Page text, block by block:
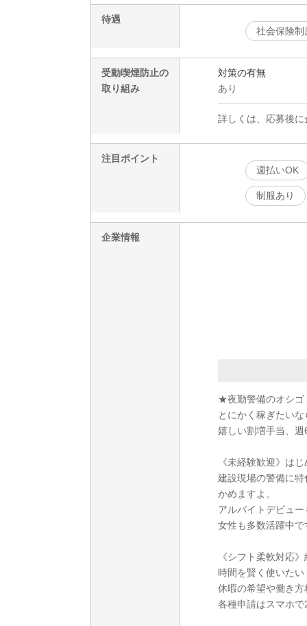
待遇
社会保険制
受動喫煙防止の
取り組み
対策の有無
あり
詳しくは、応募後
注目ポイント
週払いOK
制服あり
企業情報
★夜勤警備のオシ
とにかく稼ぎたい
嬉しい割増手当、
《未経験歓迎》は
建設現場の警備に
かめますよ。
アルバイトデビュ
女性も多数活躍中で
《シフト柔軟対応
時間を賢く使いた
休暇の希望や働き
各種申請はスマホ